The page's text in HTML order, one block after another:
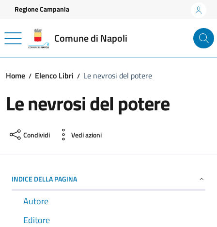
Vai ai contenuti
Vai al footer
Regione Campania
Comune di Napoli
Home Elenco Libri Le nevrosi del potere
Le nevrosi del potere
Condividi Vedi azioni
INDICE DELLA PAGINA
Autore
Editore